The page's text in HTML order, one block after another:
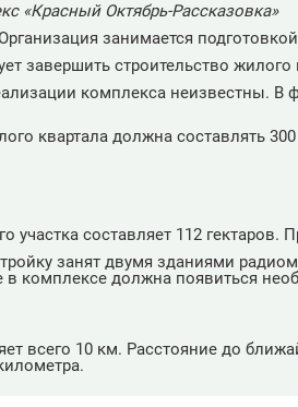
«Красный Октябрь-Рассказовка»
занимается
завершить строительство
комплекса неизвестны. В
квартала должна составлять 300
участка составляет 112
занят двумя зданиями
в комплексе должна появиться
всего 10 км. Расстояние до